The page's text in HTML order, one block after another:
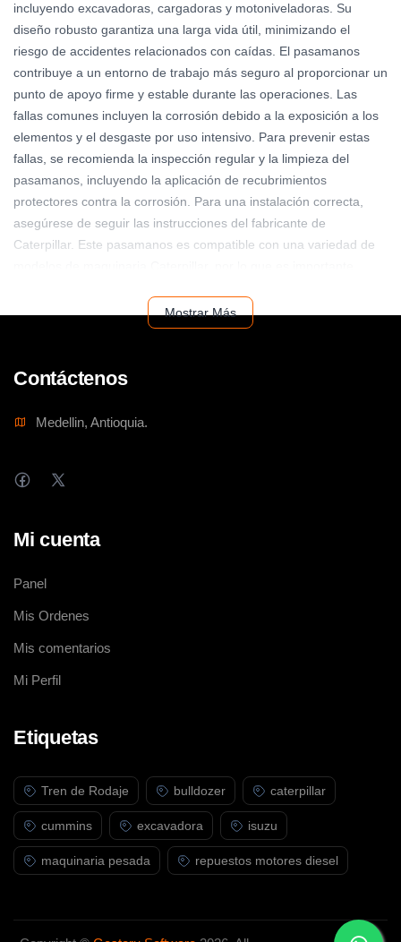
incluyendo excavadoras, cargadoras y motoniveladoras. Su
diseño robusto garantiza una larga vida útil, minimizando el
riesgo de accidentes relacionados con caídas. El pasamanos
contribuye a un entorno de trabajo más seguro al proporcionar un
punto de apoyo firme y estable durante las operaciones. Las
fallas comunes incluyen la corrosión debido a la exposición a los
elementos y el desgaste por uso intensivo. Para prevenir estas
fallas, se recomienda la inspección regular y la limpieza del
pasamanos, incluyendo la aplicación de recubrimientos
protectores contra la corrosión. Para una instalación correcta,
asegúrese de seguir las instrucciones del fabricante de
Caterpillar. Este pasamanos es compatible con una variedad de
sencilla y el uso de materiales de alta calidad lo convierten en
una inversión inteligente para mejorar la seguridad y el
Mostrar Más
Contáctenos
Medellin, Antioquia.
Mi cuenta
Panel
Mis Ordenes
Mis comentarios
Mi Perfil
Etiquetas
Tren de Rodaje bulldozer caterpillar
cummins excavadora isuzu
maquinaria pesada repuestos motores diesel